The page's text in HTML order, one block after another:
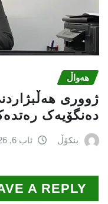
هەواڵ
ژووری
دەنگۆیەک
بنکۆڵ ئاب 6, 2026
A REPLY